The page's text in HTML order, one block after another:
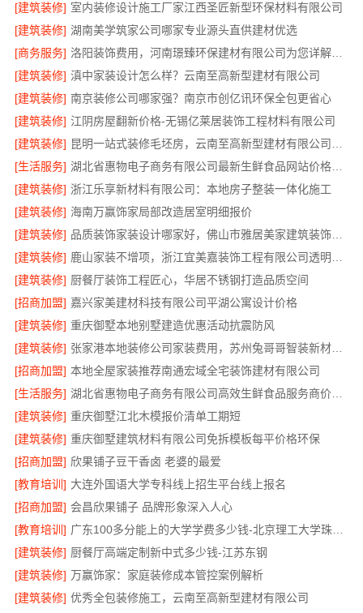
[建筑装修] 室内装修设计施工厂家江西圣匠新型环保材料有限公司
[建筑装修] 湖南美学筑家公司哪家专业源头直供建材优选
[商务服务]
洛阳装饰费用，河南璟臻环保建材有限公司为您详解报价
[建筑装修] 滇中家装设计怎么样？云南至高新型建材有限公司
[建筑装修] 南京装修公司哪家强？南京市创亿讯环保全包更省心
[建筑装修] 江阴房屋翻新价格-无锡亿莱居装饰工程材料有限公司
[建筑装修]
[生活服务]
湖北省惠物电子商务有限公司最新生鲜食品网站价格汇总
[建筑装修] 浙江乐享新材料有限公司：本地房子整装一体化施工
[建筑装修] 海南万赢饰家局部改造居室明细报价
[建筑装修]
品质装饰家装设计哪家好，佛山市雅居美家建筑装饰工程有限公司
[建筑装修]
[建筑装修] 厨餐厅装饰工程匠心，华居不锈钢打造品质空间
[招商加盟] 嘉兴家美建材科技有限公司平湖公寓设计价格
[建筑装修] 重庆御墅本地别墅建造优惠活动抗震防风
[建筑装修]
张家港本地装修公司家装费用，苏州兔哥哥智装新材料有限公司透明报价
[招商加盟] 本地全屋家装推荐南通宏域全宅装饰建材有限公司
[生活服务]
湖北省惠物电子商务有限公司高效生鲜食品服务商价格一览
[建筑装修] 重庆御墅江北木模报价清单工期短
[建筑装修] 重庆御墅建筑材料有限公司免拆模板每平价格环保
[招商加盟] 欣果铺子豆干香卤 老婆的最爱
[教育培训] 大连外国语大学专科线上招生平台线上报名
[招商加盟] 会昌欣果铺子 品牌形象深入人心
[教育培训]
广东100多分能上的大学学费多少钱-北京理工大学珠海学院继教院
[建筑装修] 厨餐厅高端定制新中式多少钱-江苏东钢
[建筑装修] 万赢饰家：家庭装修成本管控案例解析
[建筑装修] 优秀全包装修施工，云南至高新型建材有限公司